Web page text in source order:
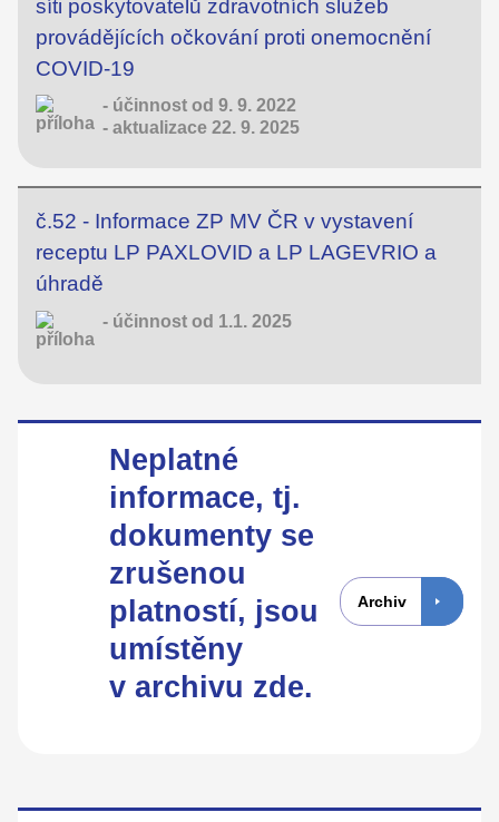
síti poskytovatelů zdravotních služeb
provádějících očkování proti onemocnění
COVID-19
- účinnost od 9. 9. 2022
- aktualizace 22. 9. 2025
č.52 - Informace ZP MV ČR v vystavení
receptu LP PAXLOVID a LP LAGEVRIO a
úhradě
- účinnost od 1.1. 2025
Neplatné
informace, tj.
dokumenty se
zrušenou
platností, jsou
umístěny
v archivu zde.
Archiv